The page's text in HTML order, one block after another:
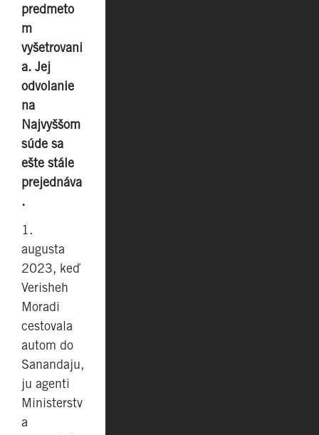
predmeto
m
vyšetrovani
a. Jej
odvolanie
na
Najvyššom
súde sa
ešte stále
prejednáva
.
1.
augusta
2023, keď
Verisheh
Moradi
cestovala
autom do
Sanandaju,
ju agenti
Ministerstv
a